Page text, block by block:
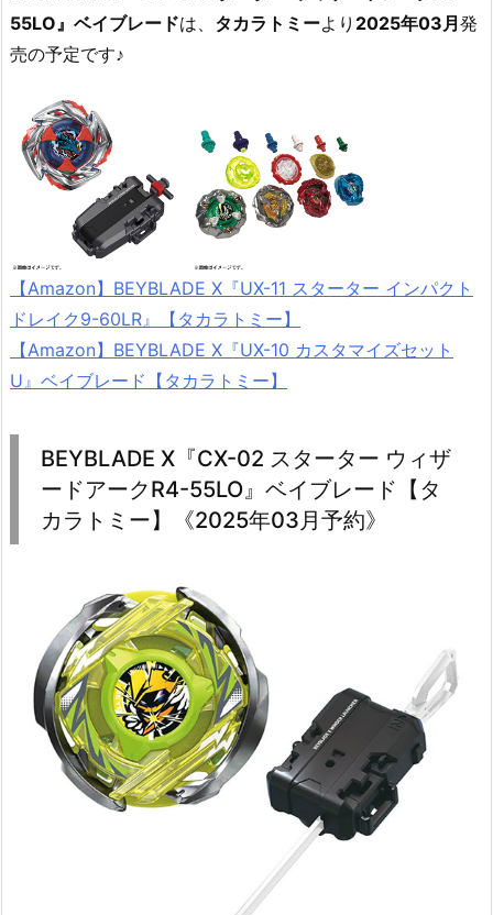
55LO』ベイブレードは、 タカラトミーより 2025年03月発
売の予定です♪
【Amazon】BEYBLADE X『UX-11 スターター インパクト
ドレイク9-60LR』【タカラトミー】
【Amazon】BEYBLADE X『UX-10 カスタマイズセット
U』ベイブレード【タカラトミー】
BEYBLADE X『CX-02 スターター ウィザ
ードアークR4-55LO』ベイブレード【タ
カラトミー】《2025年03月予約》